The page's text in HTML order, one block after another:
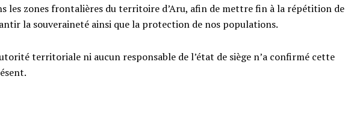
les zones frontalières du territoire d’Aru, afin de mettre fin à la répétition de
la souveraineté ainsi que la protection de nos populations.
territoriale ni aucun responsable de l’état de siège n’a confirmé cette